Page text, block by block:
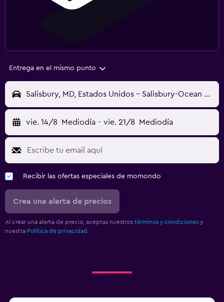
Entrega en el mismo punto
Salisbury, MD, Estados Unidos - Salisbury-Ocean City (SBY)
vie. 14/8 Mediodía - vie. 21/8 Mediodía
Recibir las ofertas especiales de momondo
Crea una alerta de precios
Al crear una alerta de precio, aceptas nuestros términos y condiciones y
nuestra Política de privacidad.